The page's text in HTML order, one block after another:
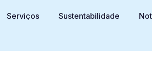
Serviços Sustentabilidade